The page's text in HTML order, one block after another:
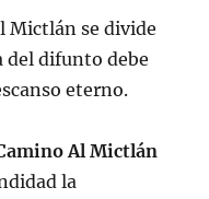
Mictlán se divide
del difunto debe
eterno.
Al Mictlán
la